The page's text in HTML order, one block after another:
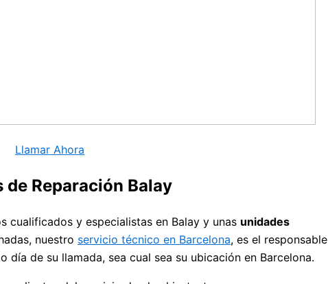
Llamar Ahora
de Reparación Balay
cualificados y especialistas en Balay y unas unidades
nuestro servicio técnico en Barcelona, es el responsable
día de su llamada, sea cual sea su ubicación en Barcelona.